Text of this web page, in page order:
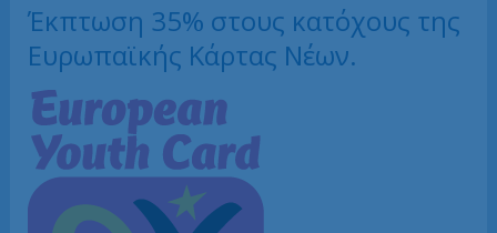
Έκπτωση 35% στους κατόχους της
Ευρωπαϊκής Κάρτας Νέων.